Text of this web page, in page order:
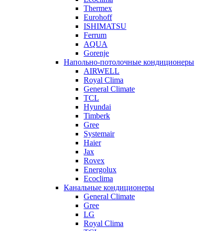
Thermex
Eurohoff
ISHIMATSU
Ferrum
AQUA
Gorenje
Напольно-потолочные кондиционеры
AIRWELL
Royal Clima
General Climate
TCL
Hyundai
Timberk
Gree
Systemair
Haier
Jax
Rovex
Energolux
Ecoclima
Канальные кондиционеры
General Climate
Gree
LG
Royal Clima